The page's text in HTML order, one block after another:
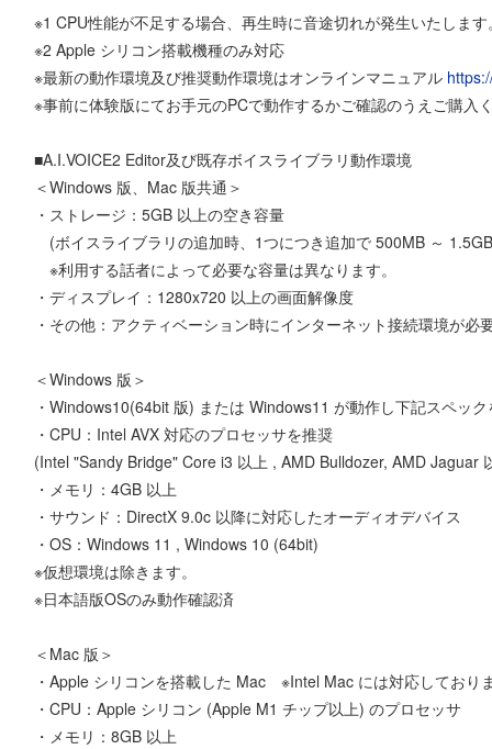
※1 CPU性能が不足する場合、再生時に音途切れが発生いたしま
※2 Apple シリコン搭載機種のみ対応
※最新の動作環境及び推奨動作環境はオンラインマニュアル
※事前に体験版にてお手元のPCで動作するかご確認のうえご購入
■A.I.VOICE2 Editor及び既存ボイスライブラリ動作環境
＜Windows 版、Mac 版共通＞
・ストレージ：5GB 以上の空き容量
(ボイスライブラリの追加時、1つにつき追加で 500MB ～
※利用する話者によって必要な容量は異なります。
・ディスプレイ：1280x720 以上の画面解像度
・その他：アクティベーション時にインターネット接続環境が必
＜Windows 版＞
・Windows10(64bit 版) または Windows11 が動作し下記スペッ
・CPU：Intel AVX 対応のプロセッサを推奨
(Intel "Sandy Bridge" Core i3 以上 , AMD Bulldozer, AMD Jaguar
・メモリ：4GB 以上
・サウンド：DirectX 9.0c 以降に対応したオーディオデバイス
・OS：Windows 11 , Windows 10 (64bit)
※仮想環境は除きます。
※日本語版OSのみ動作確認済
＜Mac 版＞
・Apple シリコンを搭載した Mac ※Intel Mac には対応しており
・CPU：Apple シリコン (Apple M1 チップ以上) のプロセッサ
・メモリ：8GB 以上